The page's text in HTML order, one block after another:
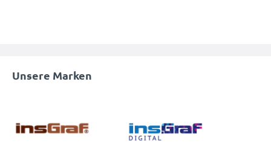
Unsere Marken